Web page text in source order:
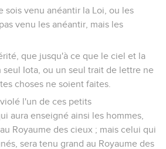
sois venu anéantir la Loi, ou les
venu les anéantir, mais les
que jusqu'à ce que le ciel et la
seul Iota, ou un seul trait de lettre ne
choses ne soient faites.
l'un de ces petits
aura enseigné ainsi les hommes,
Royaume des cieux ; mais celui qui
sera tenu grand au Royaume des